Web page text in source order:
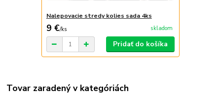
Nalepovacie stredy kolies sada 4ks
9 €/ks skladom
Pridať do košíka
Tovar zaradený v kategóriách